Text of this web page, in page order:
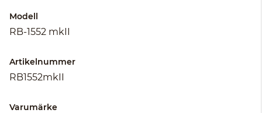
Modell
RB-1552 mkII
Artikelnummer
RB1552mkII
Varumärke